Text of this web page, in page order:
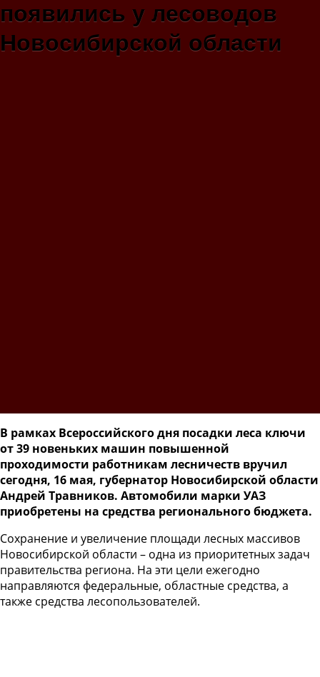
появились у лесоводов
Новосибирской области
В рамках Всероссийского дня посадки леса ключи
от 39 новеньких машин повышенной
проходимости работникам лесничеств вручил
сегодня, 16 мая, губернатор Новосибирской области
Андрей Травников. Автомобили марки УАЗ
приобретены на средства регионального бюджета.
Сохранение и увеличение площади лесных массивов
Новосибирской области – одна из приоритетных задач
правительства региона. На эти цели ежегодно
направляются федеральные, областные средства, а
также средства лесопользователей.